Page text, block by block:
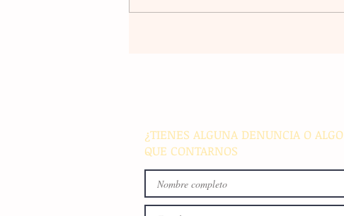
¿TIENES ALGUNA DENUNCIA O ALGO
QUE CONTARNOS